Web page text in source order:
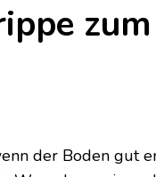
zum
der Boden gut